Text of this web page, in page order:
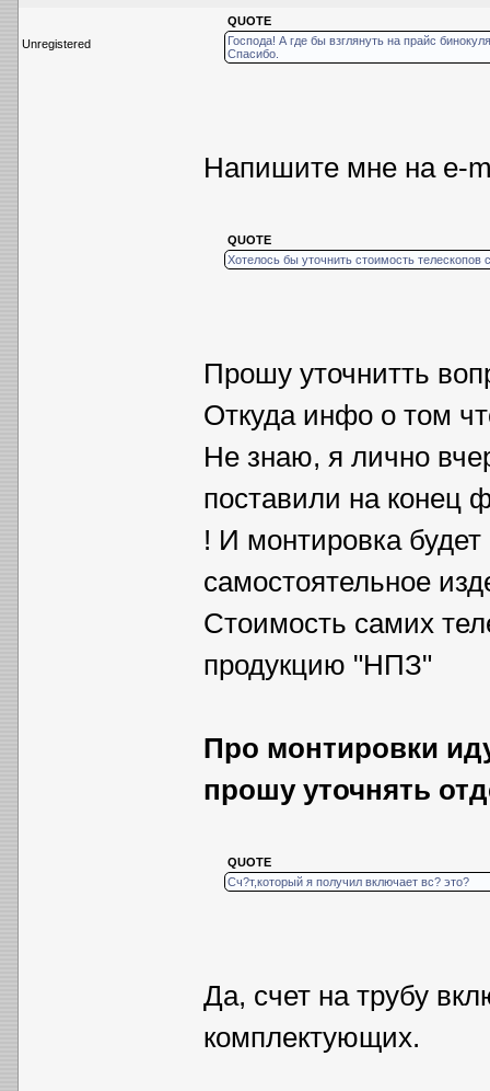
Unregistered
QUOTE
Господа! А где бы взглянуть на прайс
Спасибо.
Напишите мне на е-
QUOTE
Хотелось бы уточнить стоимость
Прошу уточнитть
Откуда инфо о том
Не знаю, я лично
поставили на конец
! И монтировка будет
самостоятельное
Стоимость самих
продукцию "НПЗ"
Про монтировки
прошу уточнять
QUOTE
Сч?т,который я получил включает вс? это?
Да, счет на трубу
комплектующих.